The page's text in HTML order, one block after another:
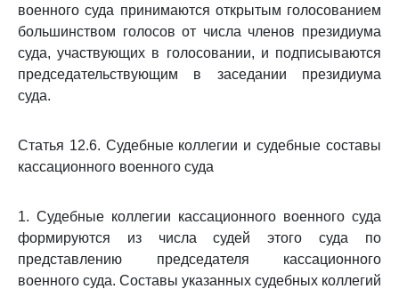
военного суда принимаются открытым голосованием
большинством голосов от числа членов президиума
суда, участвующих в голосовании, и подписываются
председательствующим в заседании президиума
суда.
Статья 12.6. Судебные коллегии и судебные составы
кассационного военного суда
1. Судебные коллегии кассационного военного суда
формируются из числа судей этого суда по
представлению председателя кассационного
военного суда. Составы указанных судебных коллегий